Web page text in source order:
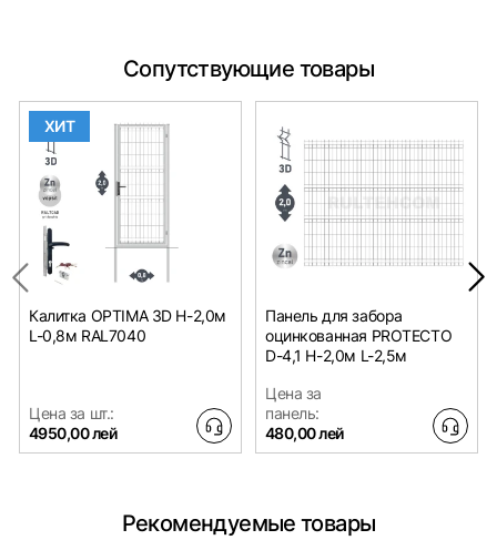
Сопутствующие товары
ХИТ
Калитка OPTIMA 3D H-2,0м
L-0,8м RAL7040
Цена за шт.:
4950,00 лей
Панель для забора
оцинкованная PROTECTO
D-4,1 H-2,0м L-2,5м
Цена за
панель:
480,00 лей
Рекомендуемые товары